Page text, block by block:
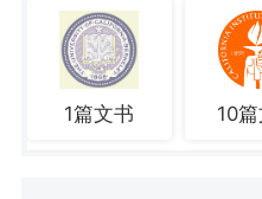
1篇文书 10